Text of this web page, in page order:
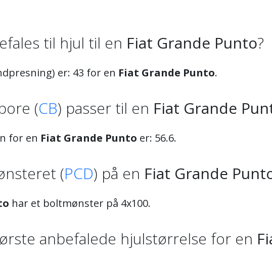
til hjul til en Fiat Grande Punto?
er: 43 for en Fiat Grande Punto.
(CB) passer til en Fiat Grande
for en Fiat Grande Punto er: 56.6.
(PCD) på en Fiat Grande
har et boltmønster på 4x100.
anbefalede hjulstørrelse for en